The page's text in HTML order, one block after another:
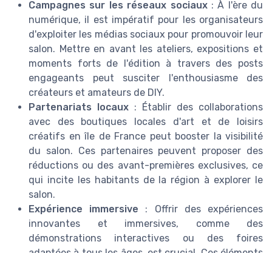
Campagnes sur les réseaux sociaux: À l'ère du
numérique, il est impératif pour les organisateurs
d'exploiter les médias sociaux pour promouvoir leur
salon. Mettre en avant les ateliers, expositions et
moments forts de l'édition à travers des posts
engageants peut susciter l'enthousiasme des
créateurs et amateurs de DIY.
Partenariats locaux : Établir des collaborations
avec des boutiques locales d'art et de loisirs
créatifs en île de France peut booster la visibilité
du salon. Ces partenaires peuvent proposer des
réductions ou des avant-premières exclusives, ce
qui incite les habitants de la région à explorer le
salon.
Expérience immersive : Offrir des expériences
innovantes et immersives, comme des
démonstrations interactives ou des foires